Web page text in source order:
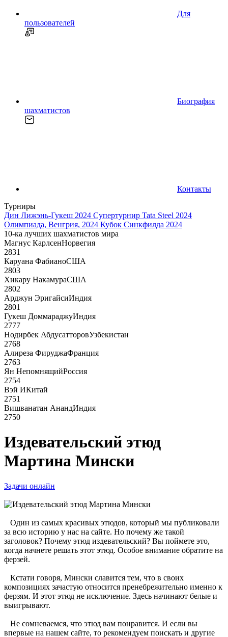
Для
пользователей
Биография
шахматистов
Контакты
Турниры
Дин Лижэнь-Гукеш 2024 Супертурнир Tata Steel 2024
Олимпиада, Венгрия, 2024 Кубок Синкфилда 2024
10-ка лучших шахматистов мира
Магнус КарлсенНорвегия
2831
Каруана ФабианоСША
2803
Хикару НакамураСША
2802
Арджун ЭригайсиИндия
2801
Гукеш ДоммараджуИндия
2777
Нодирбек АбдусатторовУзбекистан
2768
Алиреза ФируджаФранция
2763
Ян НепомнящийРоссия
2754
Вэй ИКитай
2751
Вишванатан АнандИндия
2750
Издевательский этюд
Мартина Мински
Задачи онлайн
Один из самых красивых этюдов, который мы публиковали
за всю историю у нас на сайте. Но почему же такой
заголовок? Почему этюд издевательский? Вы поймете это,
когда начнете решать этот этюд. Особое внимание обратите на
ферзей.
Кстати говоря, Мински славится тем, что в своих
композициях зачастую относится пренебрежительно именно к
ферзям. И этот этюд не исключение. Здесь начинают белые и
выигрывают.
Не сомневаемся, что этюд вам понравится. И если вы
впервые на нашем сайте, то рекомендуем поискать и другие